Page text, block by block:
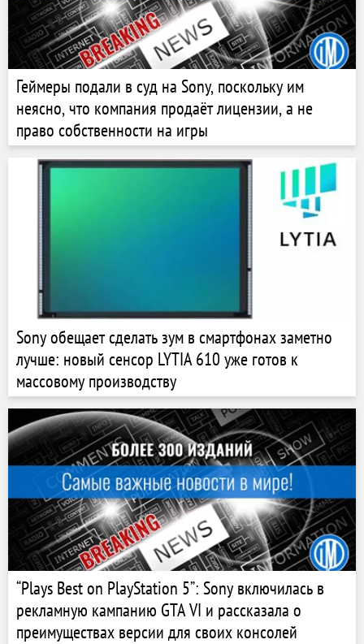
Геймеры подали в суд на Sony, поскольку им
неясно, что компания продаёт лицензии, а не
право собственности на игры
Sony обещает сделать зум в смартфонах заметно
лучше: новый сенсор LYTIA 610 уже готов к
массовому производству
“Plays Best on PlayStation 5”: Sony включилась в
рекламную кампанию GTA VI и рассказала о
преимуществах версии для своих консолей